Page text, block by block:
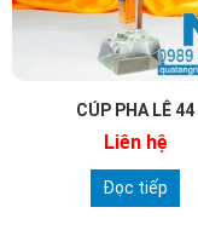
CÚP PHA LÊ 44
Liên hệ
Đọc tiếp